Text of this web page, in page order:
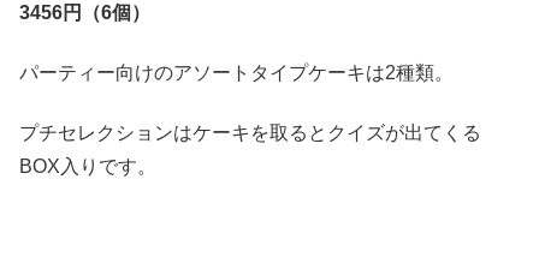
3456円（6個）
パーティー向けのアソートタイプケーキは2種類。
プチセレクションはケーキを取るとクイズが出てくる
BOX入りです。